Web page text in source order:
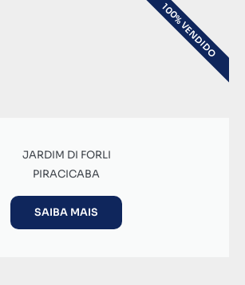
JARDIM DI FORLI
PIRACICABA
SAIBA MAIS
100% VENDIDO